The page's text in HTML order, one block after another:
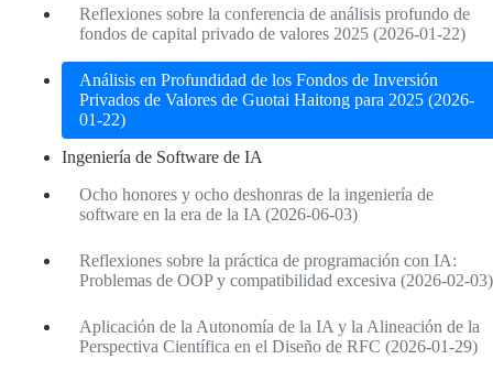
Reflexiones sobre la conferencia de análisis profundo de
fondos de capital privado de valores 2025 (2026-01-22)
Análisis en Profundidad de los Fondos de Inversión
Privados de Valores de Guotai Haitong para 2025 (2026-
01-22)
Ingeniería de Software de IA
Ocho honores y ocho deshonras de la ingeniería de
software en la era de la IA (2026-06-03)
Reflexiones sobre la práctica de programación con IA:
Problemas de OOP y compatibilidad excesiva (2026-02-03)
Aplicación de la Autonomía de la IA y la Alineación de la
Perspectiva Científica en el Diseño de RFC (2026-01-29)